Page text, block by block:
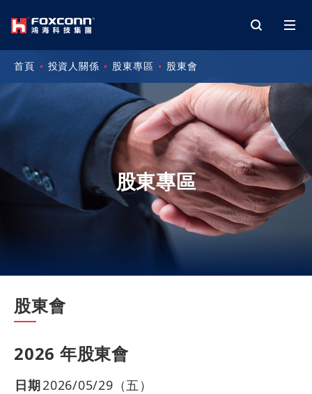
股東專區
首頁 投資人關係 股東專區 股東會
股東會
2026 年股東會
日期2026/05/29（五）